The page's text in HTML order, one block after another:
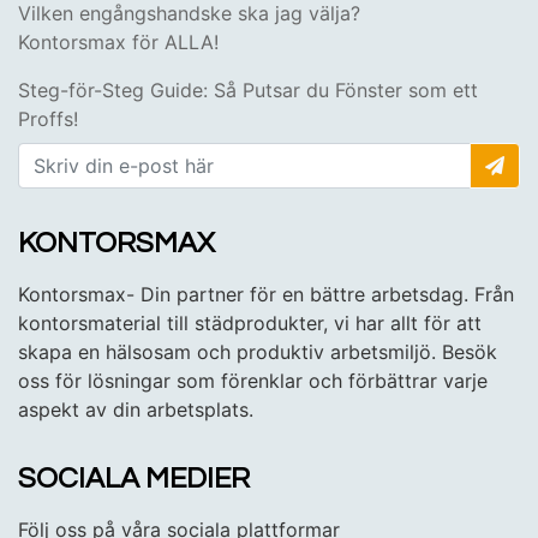
Vilken engångshandske ska jag välja?
Kontorsmax för ALLA!
Steg-för-Steg Guide: Så Putsar du Fönster som ett
Proffs!
KONTORSMAX
Kontorsmax- Din partner för en bättre arbetsdag. Från
kontorsmaterial till städprodukter, vi har allt för att
skapa en hälsosam och produktiv arbetsmiljö. Besök
oss för lösningar som förenklar och förbättrar varje
aspekt av din arbetsplats.
SOCIALA MEDIER
Följ oss på våra sociala plattformar